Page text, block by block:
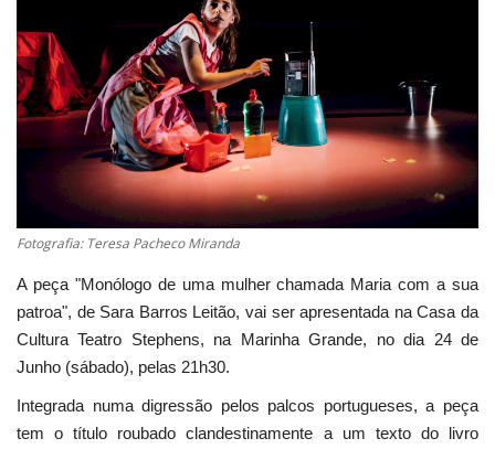
Educação
Estatuto Editorial
Saúde
Ficha técnica
Cultura
Lazer
Ambiente
Fotografia: Teresa Pacheco Miranda
A peça "Monólogo de uma mulher chamada Maria com a sua
patroa", de Sara Barros Leitão, vai ser apresentada na Casa da
Cultura Teatro Stephens, na Marinha Grande, no dia 24 de
Junho (sábado), pelas 21h30.
Integrada numa digressão pelos palcos portugueses, a peça
tem o título roubado clandestinamente a um texto do livro